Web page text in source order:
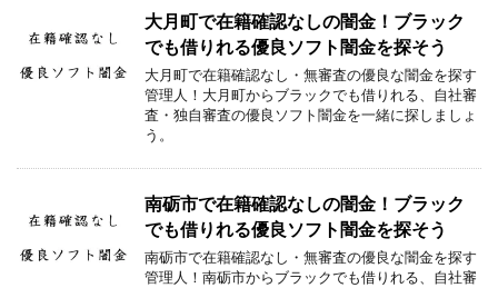
大月町で在籍確認なしの闇金！ブラック
でも借りれる優良ソフト闇金を探そう
大月町で在籍確認なし・無審査の優良な闇金を探す
管理人！大月町からブラックでも借りれる、自社審
査・独自審査の優良ソフト闇金を一緒に探しましょ
う。
南砺市で在籍確認なしの闇金！ブラック
でも借りれる優良ソフト闇金を探そう
南砺市で在籍確認なし・無審査の優良な闇金を探す
管理人！南砺市からブラックでも借りれる、自社審